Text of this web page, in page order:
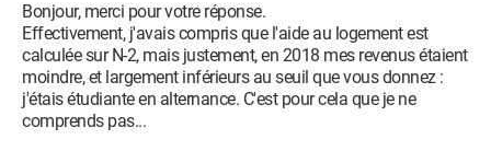
Bonjour, merci pour votre réponse.
Effectivement, j'avais compris que l'aide au logement est
calculée sur N-2, mais justement, en 2018 mes revenus étaient
moindre, et largement inférieurs au seuil que vous donnez :
j'étais étudiante en alternance. C'est pour cela que je ne
comprends pas...